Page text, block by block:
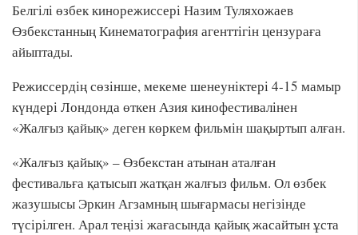
Белгілі өзбек кинорежиссері Назим Туляхожаев
Өзбекстанның Кинематография агенттігін цензураға
айыптады.
Режиссердің сөзінше, мекеме шенеуніктері 4-15 мамыр
күндері Лондонда өткен Азия кинофестивалінен
«Жалғыз қайық» деген көркем фильмін шақыртып алған.
«Жалғыз қайық» – Өзбекстан атынан аталған
фестивальға қатысып жатқан жалғыз фильм. Ол өзбек
жазушысы Эркин Агзамның шығармасы негізінде
түсірілген. Арал теңізі жағасында қайық жасайтын ұста